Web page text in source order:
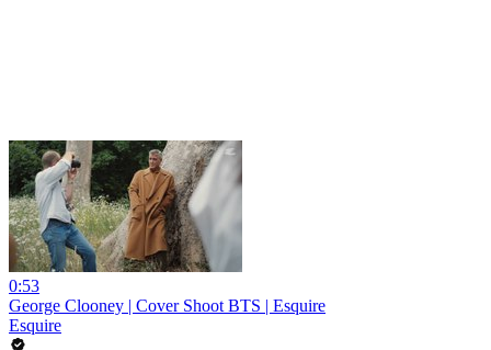
0:53
George Clooney | Cover Shoot BTS | Esquire
Esquire